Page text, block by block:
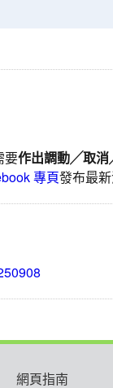
要作出調動╱取
專頁發布最
網頁指南